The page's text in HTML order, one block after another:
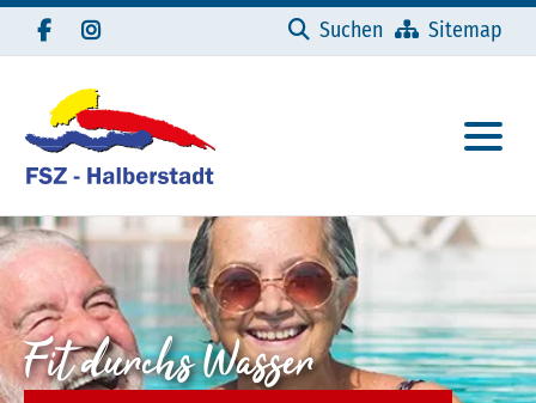
Navigation überspringen
Suchen
Sitemap
Fit durchs Wasser